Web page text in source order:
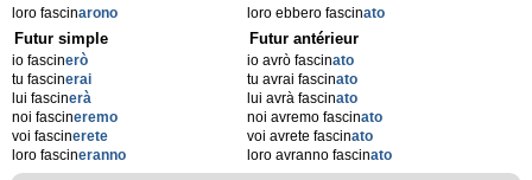
loro fascinarono
loro ebbero fascinato
Futur simple
io fascinerò
tu fascinerai
lui fascinerà
noi fascineremo
voi fascinerete
loro fascineranno
Futur antérieur
io avrò fascinato
tu avrai fascinato
lui avrà fascinato
noi avremo fascinato
voi avrete fascinato
loro avranno fascinato